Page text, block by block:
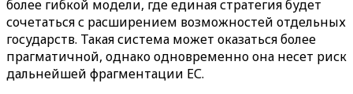
более гибкой модели, где единая стратегия будет
сочетаться с расширением возможностей отдельных
государств. Такая система может оказаться более
прагматичной, однако одновременно она несет риск
дальнейшей фрагментации ЕС.